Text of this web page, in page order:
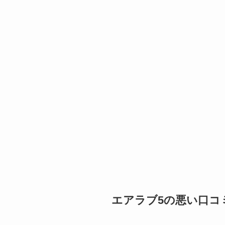
エアラブ5の悪い口コ